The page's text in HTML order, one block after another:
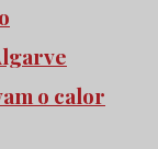
o calor